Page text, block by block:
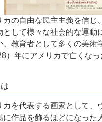
カの自由な民主主義を信じ
として様々な社会的な運動
、教育者として多くの美術
）年にアメリカで亡くなっ
カを代表する画家として、
に作品を飾るほどになった